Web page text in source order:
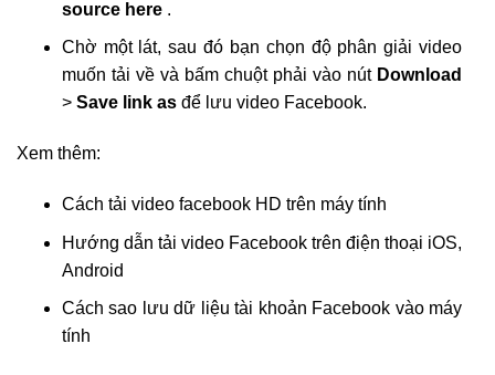
source here .
Chờ một lát, sau đó bạn chọn độ phân giải video
muốn tải về và bấm chuột phải vào nút Download
> Save link as để lưu video Facebook.
Xem thêm:
Cách tải video facebook HD trên máy tính
Hướng dẫn tải video Facebook trên điện thoại iOS,
Android
Cách sao lưu dữ liệu tài khoản Facebook vào máy
tính